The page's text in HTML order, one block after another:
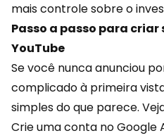
mais controle sobre o
Passo a passo para
YouTube
Se você nunca anunciou
complicado à primeira
simples do que parece.
Crie uma conta no Google